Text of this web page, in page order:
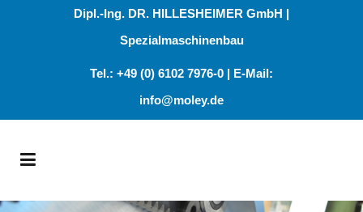
Dipl.-Ing. DR. HILLESHEIMER GmbH |
Spezialmaschinenbau
Tel.: +49 (0) 6102 7976-0 | E-Mail:
info@moley.de